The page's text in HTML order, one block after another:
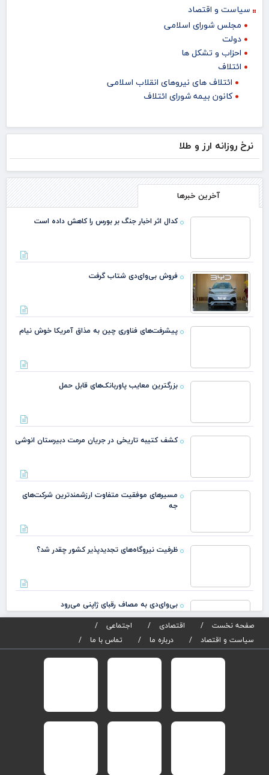
سیاست و اقتصاد
مجلس شورای اسلامی
دولت
احزاب و تشکل ها
ائتلاف
ائتلاف های نیروهای انقلاب اسلامی
کانون بیمه شورای ائتلاف
نرخ روزانه ارز و طلا
آخرین خبرها
کدال اثر اخبار جنگ بر بورس را کاهش داده است
فروش بی‌وای‌دی شتاب گرفت
پیشرفت‌های فناوری چین به مذاق آمریکا خوش نیام
بزرگترین معایب پاوربانک‌های قابل حمل
کشف کتیبه تاریخی در جریان مرمت دبیرستان انوشی
مسیرهای موفقیت متفاوت ارزشمندترین شرکت‌های
جه
ظرفیت نیروگاه‌های تجدیدپذیر کشور چقدر شد؟
بی‌وای‌دی به مصاف رقبای ژاپنی می‌رود
انتصاب معاونت اتکایی بیمه مرکزی جمهوری اسلامی
صدور آنی کارت سوخت به کجا رسید؟
صفحه نخست اقتصادی
اجتماعی
سیاست و اقتصاد
درباره ما تماس با ما